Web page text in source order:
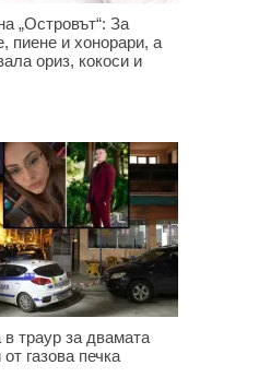
„Островът“: За
пиене и хонорари, а
ориз, кокоси и
в траур за двамата
газова печка